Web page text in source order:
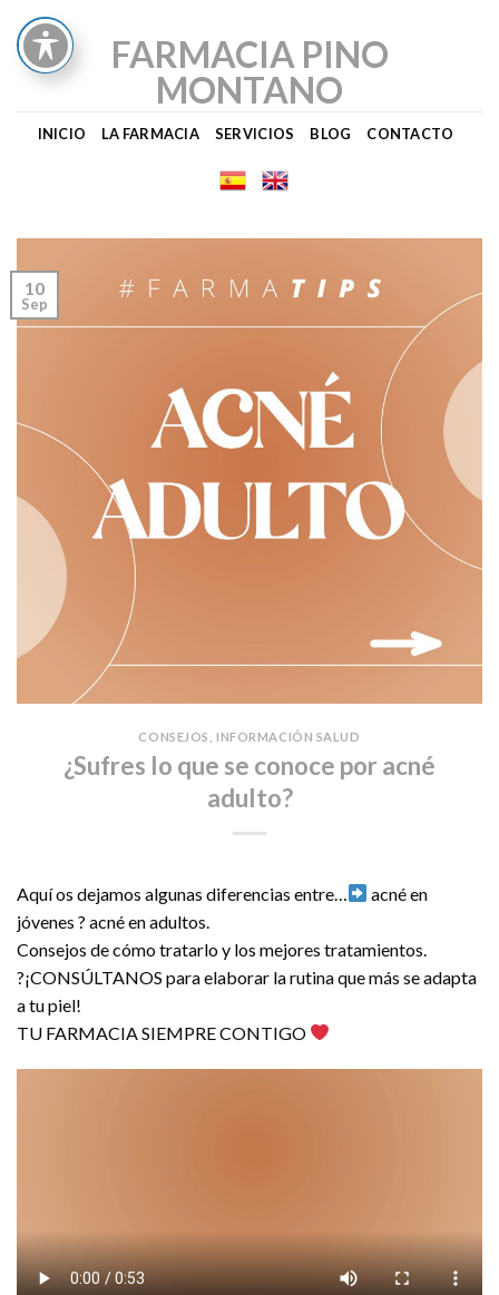
content
FARMACIA PINO
MONTANO
INICIO LA FARMACIA SERVICIOS BLOG CONTACTO
10
Sep
CONSEJOS ,INFORMACIÓN SALUD
¿Sufres lo que se conoce por acné
adulto?
Aquí os dejamos algunas diferencias entre…
acné en
jóvenes ? acné en adultos.
Consejos de cómo tratarlo y los mejores tratamientos.
?¡CONSÚLTANOS para elaborar la rutina que más se adapta
a tu piel!
TU FARMACIA SIEMPRE CONTIGO